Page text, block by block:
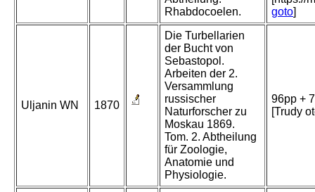
Rhabdocoelen.
goto]
Uljanin WN 1870
Die Turbellarien
der Bucht von
Sebastopol.
Arbeiten der 2.
Versammlung
russischer
Naturforscher zu
Moskau 1869.
Tom. 2. Abtheilung
für Zoologie,
Anatomie und
Physiologie.
96pp +
[Trudy